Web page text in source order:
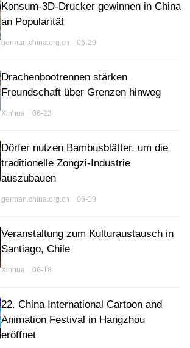
Konsum-3D-Drucker gewinnen in China
an Popularität
german.china.org.cn 06-29
Drachenbootrennen stärken
Freundschaft über Grenzen hinweg
Xinhua 06-23
Dörfer nutzen Bambusblätter, um die
traditionelle Zongzi-Industrie
auszubauen
german.china.org.cn 06-19
Veranstaltung zum Kulturaustausch in
Santiago, Chile
Xinhua 06-18
22. China International Cartoon and
Animation Festival in Hangzhou
eröffnet